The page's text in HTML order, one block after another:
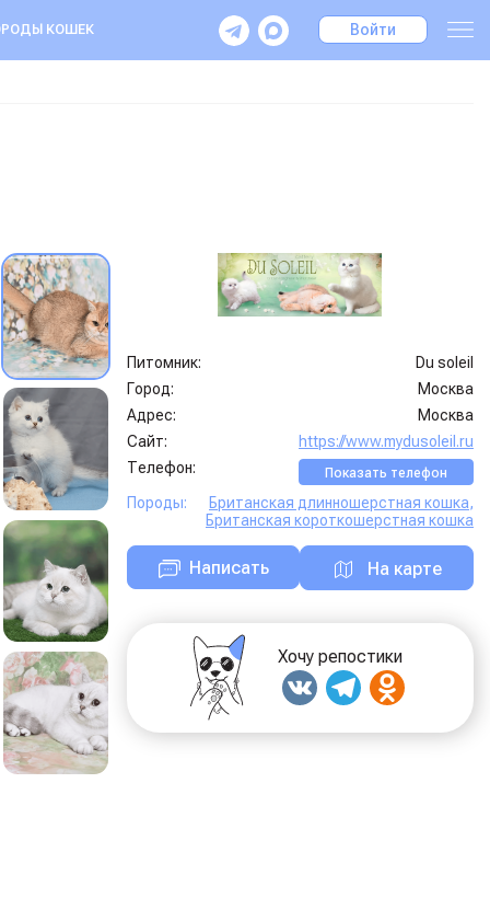
КОШЕК Войти
Питомник:
Du soleil
Город:
Москва
Адрес:
Москва
Сайт:
https://www.mydusoleil.ru
Телефон:
Показать телефон
Породы: Британская длинношерстная кошка,
Британская короткошерстная кошка
Написать На карте
Хочу репостики